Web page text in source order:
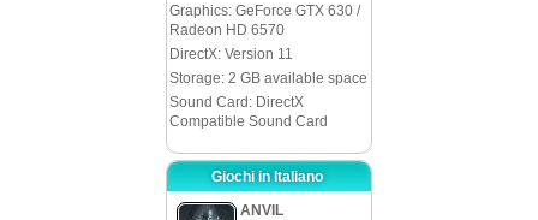
Graphics: GeForce GTX 630 /
Radeon HD 6570
DirectX: Version 11
Storage: 2 GB available space
Sound Card: DirectX
Compatible Sound Card
Giochi in Italiano
ANVIL